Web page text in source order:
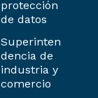
protección
de datos
Superinten
dencia de
industria y
comercio